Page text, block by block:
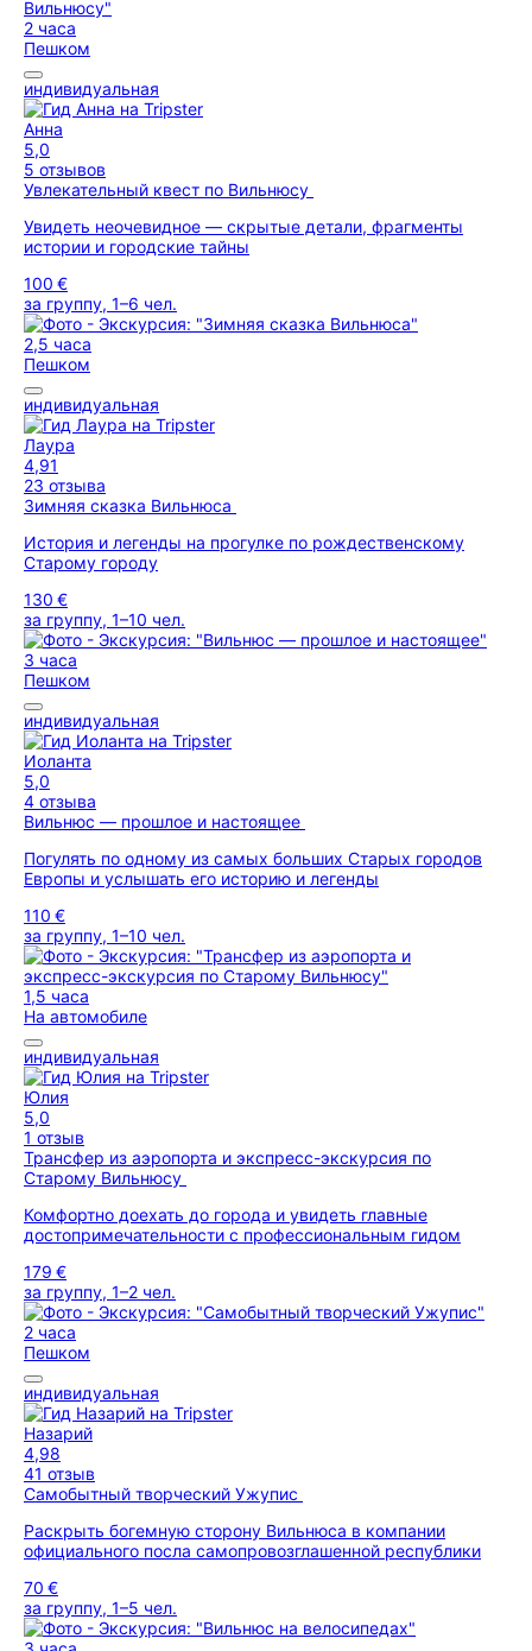
2 часа
Пешком
индивидуальная
Анна
5,0
5 отзывов
Увлекательный квест по Вильнюсу
Увидеть неочевидное — скрытые детали, фрагменты
истории и городские тайны
100 €
за группу, 1–6 чел.
2,5 часа
Пешком
индивидуальная
Лаура
4,91
23 отзыва
Зимняя сказка Вильнюса
История и легенды на прогулке по рождественскому
Старому городу
130 €
за группу, 1–10 чел.
3 часа
Пешком
индивидуальная
Иоланта
5,0
4 отзыва
Вильнюс — прошлое и настоящее
Погулять по одному из самых больших Старых городов
Европы и услышать его историю и легенды
110 €
за группу, 1–10 чел.
1,5 часа
На автомобиле
индивидуальная
Юлия
5,0
1 отзыв
Трансфер из аэропорта и экспресс-экскурсия по
Старому Вильнюсу
Комфортно доехать до города и увидеть главные
достопримечательности с профессиональным гидом
179 €
за группу, 1–2 чел.
2 часа
Пешком
индивидуальная
Назарий
4,98
41 отзыв
Самобытный творческий Ужупис
Раскрыть богемную сторону Вильнюса в компании
официального посла самопровозглашенной республики
70 €
за группу, 1–5 чел.